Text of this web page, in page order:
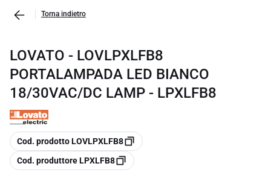
Torna indietro
LOVATO - LOVLPXLFB8
PORTALAMPADA LED BIANCO
18/30VAC/DC LAMP - LPXLFB8
copia
Cod. prodotto LOVLPXLFB8
copia
Cod. produttore LPXLFB8